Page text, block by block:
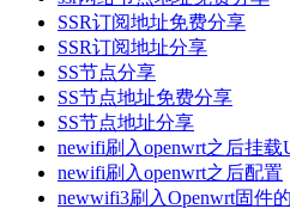
SSR订阅地址免费分享
SSR订阅地址分享
SS节点分享
SS节点地址免费分享
SS节点地址分享
newifi刷入openwrt之后挂载
newifi刷入openwrt之后配置
newwifi3刷入Openwrt固件